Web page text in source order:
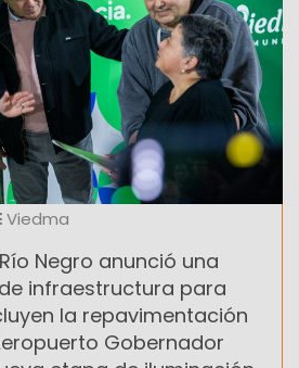
Viedma
Negro anunció una
infraestructura para
la repavimentación
Gobernador